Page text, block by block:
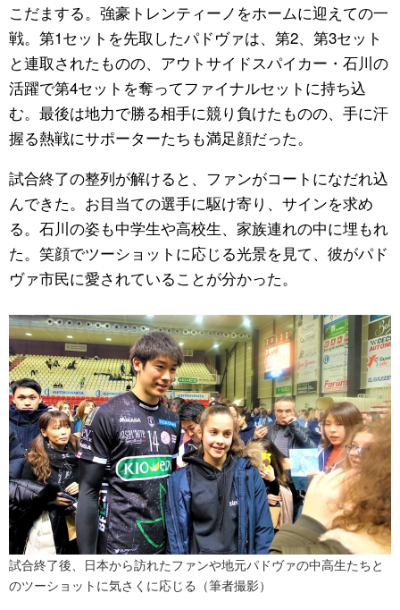
こだまする。強豪トレンティーノをホームに迎えての一
戦。第1セットを先取したパドヴァは、第2、第3セット
と連取されたものの、アウトサイドスパイカー・石川の
活躍で第4セットを奪ってファイナルセットに持ち込
む。最後は地力で勝る相手に競り負けたものの、手に汗
握る熱戦にサポーターたちも満足顔だった。
試合終了の整列が解けると、ファンがコートになだれ込
んできた。お目当ての選手に駆け寄り、サインを求め
る。石川の姿も中学生や高校生、家族連れの中に埋もれ
た。笑顔でツーショットに応じる光景を見て、彼がパド
ヴァ市民に愛されていることが分かった。
試合終了後、日本から訪れたファンや地元パドヴァの中高生たちと
のツーショットに気さくに応じる（筆者撮影）